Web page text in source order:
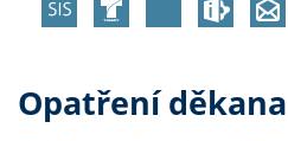
Opatření děkana